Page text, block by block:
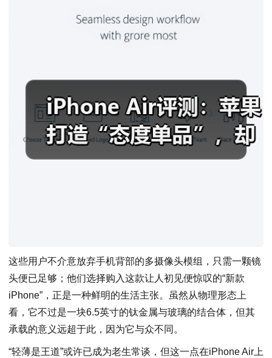
这些用户不介意放弃手机背部的多摄像头模组，只需一颗镜
头便已足够；他们选择购入这款让人初见便惊叹的“新款
iPhone”，正是一种鲜明的生活主张。虽然从物理形态上
看，它不过是一块6.5英寸的钛金属与玻璃的结合体，但其
承载的意义远超于此，因为它与众不同。
“轻薄是王道”或许已成为老生常谈，但这一点在iPhone Air上